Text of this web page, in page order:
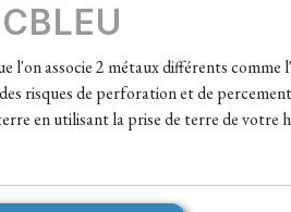
l'on associe 2 métaux différents
risques de perforation et de
en utilisant la prise de terre de